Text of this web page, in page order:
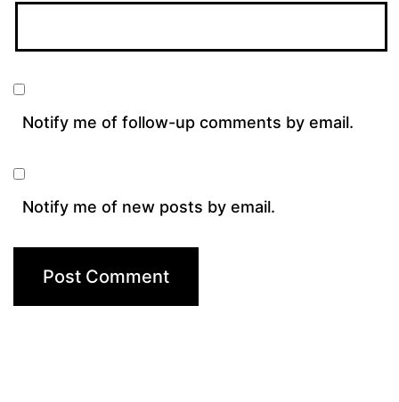
Notify me of follow-up comments by email.
Notify me of new posts by email.